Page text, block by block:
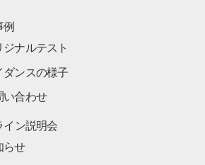
例
ジナルテスト
ダンスの様子
い合わせ
イン説明会
らせ